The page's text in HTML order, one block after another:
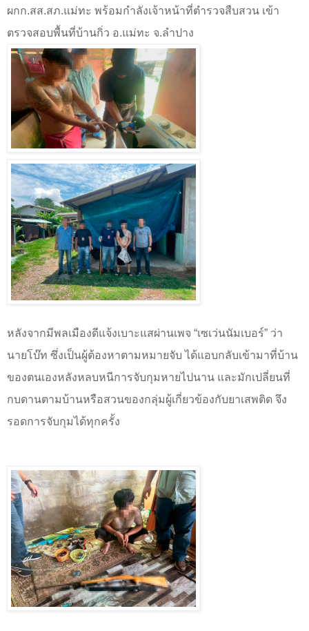
ผกก.สส.สภ.แม่ทะ พร้อมกำลังเจ้าหน้าที่ตำรวจสืบสวน เข้า
ตรวจสอบพื้นที่บ้านกิ่ว อ.แม่ทะ จ.ลำปาง
หลังจากมีพลเมืองดีแจ้งเบาะแสผ่านเพจ “เซเว่นนัมเบอร์” ว่า
นายโบ๊ท ซึ่งเป็นผู้ต้องหาตามหมายจับ ได้แอบกลับเข้ามาที่บ้าน
ของตนเองหลังหลบหนีการจับกุมหายไปนาน และมักเปลี่ยนที่
กบดานตามบ้านหรือสวนของกลุ่มผู้เกี่ยวข้องกับยาเสพติด จึง
รอดการจับกุมได้ทุกครั้ง